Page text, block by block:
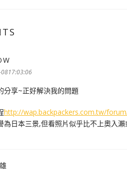
示:
分享~正好解決我的問題
http://wap.backpackers.com.tw/
為日本三景,但看照片似乎比不上奧入